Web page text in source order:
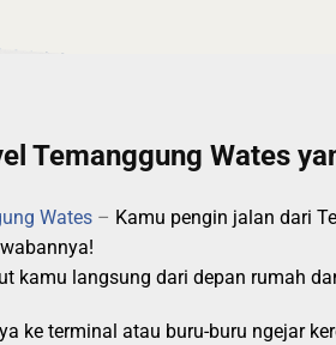
Temanggung Wates
Wates – Kamu pengin jalan dari
kamu langsung dari depan rumah
ke terminal atau buru-buru ngejar